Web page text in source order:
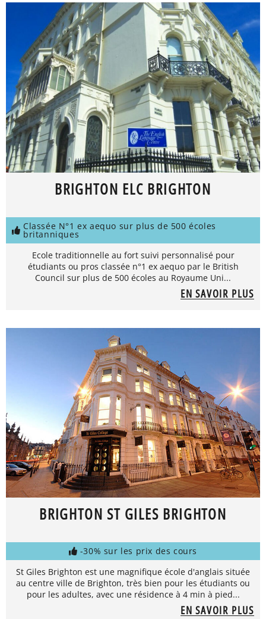
BRIGHTON ELC BRIGHTON
Classée N°1 ex aequo sur plus de 500 écoles
britanniques
Ecole traditionnelle au fort suivi personnalisé pour
étudiants ou pros classée n°1 ex aequo par le British
Council sur plus de 500 écoles au Royaume Uni...
EN SAVOIR PLUS
BRIGHTON ST GILES BRIGHTON
-30% sur les prix des cours
St Giles Brighton est une magnifique école d'anglais située
au centre ville de Brighton, très bien pour les étudiants ou
pour les adultes, avec une résidence à 4 min à pied...
EN SAVOIR PLUS